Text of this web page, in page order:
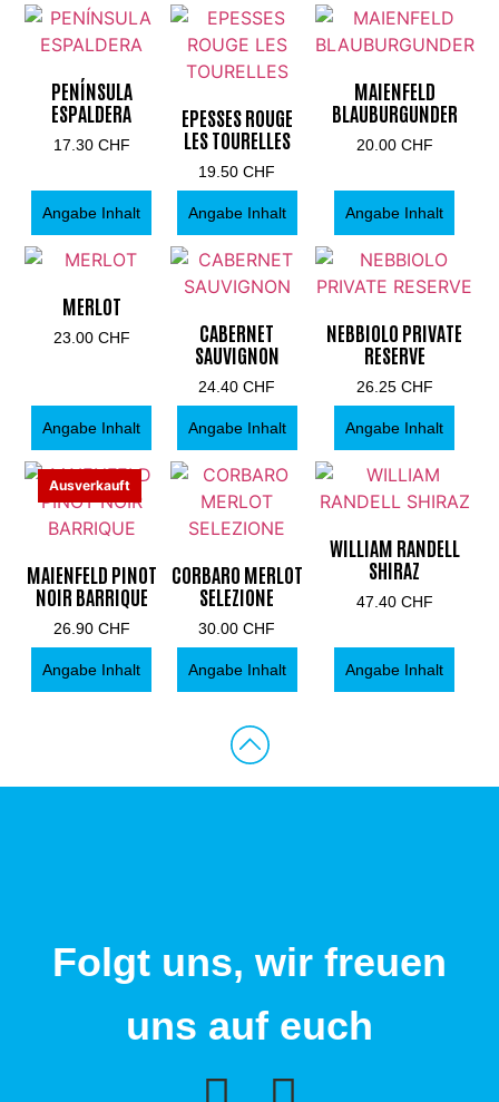
PENÍNSULA
ESPALDERA
17.30 CHF
Angabe Inhalt
EPESSES ROUGE
LES TOURELLES
19.50CHF
Angabe Inhalt
MAIENFELD
BLAUBURGUNDER
20.00 CHF
Angabe Inhalt
Ausverkauft
MERLOT
23.00 CHF
Angabe Inhalt
CABERNET
SAUVIGNON
24.40CHF
Angabe Inhalt
NEBBIOLO PRIVATE
RESERVE
26.25 CHF
Angabe Inhalt
MAIENFELD PINOT
NOIR BARRIQUE
26.90 CHF
Angabe Inhalt
CORBARO MERLOT
SELEZIONE
30.00CHF
Angabe Inhalt
WILLIAM RANDELL
SHIRAZ
47.40 CHF
Angabe Inhalt
Folgt uns, wir freuen
uns auf euch